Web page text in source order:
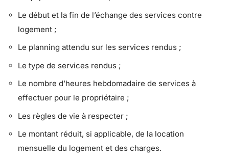
Le début et la fin de l’échange des services contre
logement ;
Le planning attendu sur les services rendus ;
Le type de services rendus ;
Le nombre d’heures hebdomadaire de services à
effectuer pour le propriétaire ;
Les règles de vie à respecter ;
Le montant réduit, si applicable, de la location
mensuelle du logement et des charges.